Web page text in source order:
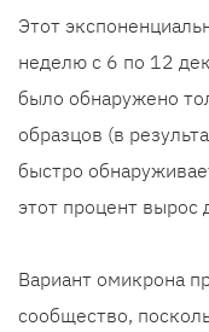
Этот
неделю с 6 по 12
было обнаружено
образцов (в
быстро
этот процент вырос
Вариант омикрона
сообщество,